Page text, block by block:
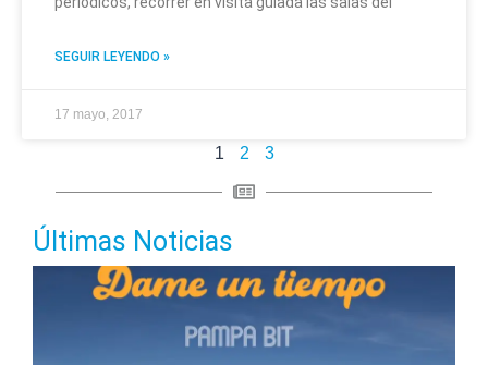
SEGUIR LEYENDO »
17 mayo, 2017
1 2 3
Últimas Noticias